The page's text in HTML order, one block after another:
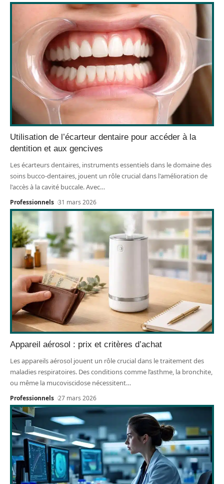
Utilisation de l’écarteur dentaire pour accéder à la
dentition et aux gencives
Les écarteurs dentaires, instruments essentiels dans le domaine des
soins bucco-dentaires, jouent un rôle crucial dans l'amélioration de
l'accès à la cavité buccale. Avec…
Professionnels 31 mars 2026
Appareil aérosol : prix et critères d’achat
Les appareils aérosol jouent un rôle crucial dans le traitement des
maladies respiratoires. Des conditions comme l’asthme, la bronchite,
ou même la mucoviscidose nécessitent…
Professionnels 27 mars 2026